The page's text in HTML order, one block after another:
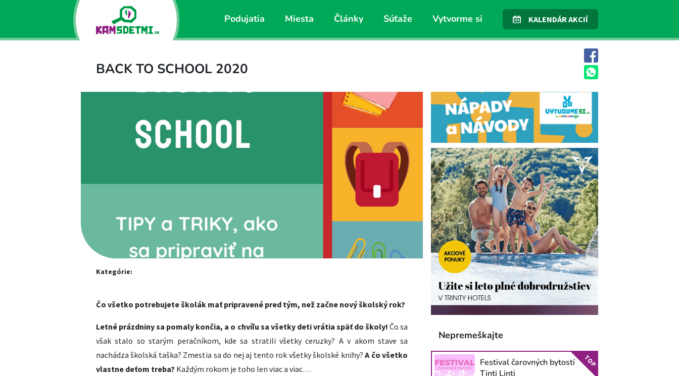
Podujatia Miesta Články Súťaže Vytvorme si KALENDÁR AKCIÍ
BACK TO SCHOOL 2020
Kategórie:
Čo všetko potrebujete školák mať pripravené pred tým, než začne nový školský rok?
Letné prázdniny sa pomaly končia, a o chvíľu sa všetky deti vrátia späť do školy! Čo sa
však stalo so starým peračníkom, kde sa stratili všetky ceruzky? A v akom stave sa
nachádza školská taška? Zmestia sa do nej aj tento rok všetky školské knihy?A čo všetko
vlastne deťom treba? Každým rokom je toho len viac a viac…
Nepremeškajte
Festival čarovných bytostí
Tinti Linti
TOP